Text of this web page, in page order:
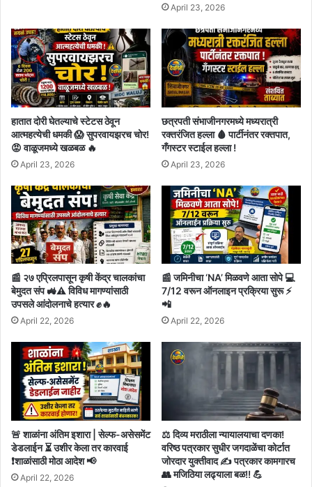
April 23, 2026
हातात दोरी घेतल्याचे स्टेटस ठेवून
आत्महत्येची धमकी 😱 सुपरवायझरच चोर!
😡 वाळूजमध्ये खळबळ 🔥
April 23, 2026
छत्रपती संभाजीनगरमध्ये मध्यरात्री
रक्तरंजित हल्ला 🩸 पार्टीनंतर रक्तपात,
गँगस्टर स्टाईल हल्ला !
April 23, 2026
📰 २७ एप्रिलपासून कृषी केंद्र चालकांचा
बेमुदत संप 🚜⚠️ विविध मागण्यांसाठी
उपसले आंदोलनाचे हत्यार ✊🔥
April 22, 2026
📰 जमिनीचा ‘NA’ मिळवणे आता सोपे 💻
7/12 वरून ऑनलाइन प्रक्रिया सुरू ⚡
📲
April 22, 2026
🚨 शाळांना अंतिम इशारा | सेल्फ-असेसमेंट
डेडलाईन ⏳ उशीर केला तर कारवाई
❗शाळांसाठी मोठा आदेश 📢
April 22, 2026
⚖️ दिव्य मराठीला न्यायालयाचा दणका!
वरिष्ठ पत्रकार सुधीर जगदाळेंचा कोर्टात
जोरदार युक्तीवाद ✍️ पत्रकार कामगारच
👥 मजिठिया लढ्याला बळ!! 💪